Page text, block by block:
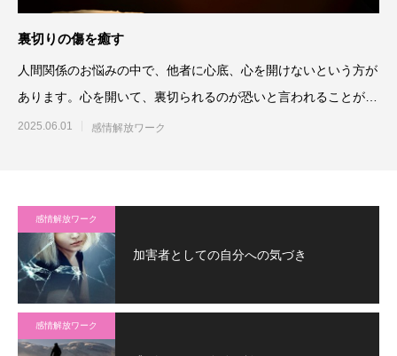
裏切りの傷を癒す
人間関係のお悩みの中で、他者に心底、心を開けないという方が
あります。心を開いて、裏切られるのが恐いと言われることがよ
くあるのですが
2025.06.01 感情解放ワーク
感情解放ワーク
加害者としての自分への気づき
感情解放ワーク